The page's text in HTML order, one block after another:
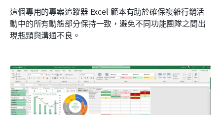
這個專用的專案追蹤器 Excel 範本有助於確保複雜行銷活
動中的所有動態部分保持一致，避免不同功能團隊之間出
現瓶頸與溝通不良。